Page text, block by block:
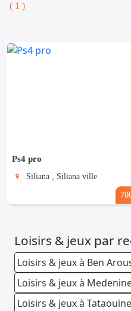
( 1 )
Ps4 pro
Siliana , Siliana ville
Loisirs & jeux par
Loisirs & jeux à Ben
Loisirs & jeux à
Loisirs & jeux à Tataouine